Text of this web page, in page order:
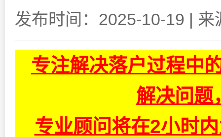
发布时间：2025-10-19 | 来
专注解决落户过程中
解决问题
专业顾问将在2小时